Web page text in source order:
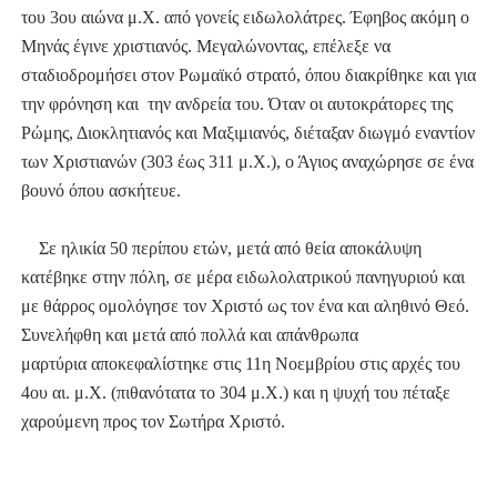
του 3ου αιώνα μ.Χ. από γονείς ειδωλολάτρες. Έφηβος ακόμη ο
Μηνάς έγινε χριστιανός. Μεγαλώνοντας, επέλεξε να
σταδιοδρομήσει στον Ρωμαϊκό στρατό, όπου διακρίθηκε και για
την φρόνηση και την ανδρεία του. Όταν οι αυτοκράτορες της
Ρώμης, Διοκλητιανός και Μαξιμιανός, διέταξαν διωγμό εναντίον
των Χριστιανών (303 έως 311 μ.Χ.), ο Άγιος αναχώρησε σε ένα
βουνό όπου ασκήτευε.
Σε ηλικία 50 περίπου ετών, μετά από θεία αποκάλυψη
κατέβηκε στην πόλη, σε μέρα ειδωλολατρικού πανηγυριού και
με θάρρος ομολόγησε τον Χριστό ως τον ένα και αληθινό Θεό.
Συνελήφθη και μετά από πολλά και απάνθρωπα
μαρτύριααποκεφαλίστηκε στις 11η Νοεμβρίου στις αρχές του
4ου αι. μ.Χ. (πιθανότατα το 304 μ.Χ.) και η ψυχή του πέταξε
χαρούμενη προς τον Σωτήρα Χριστό.